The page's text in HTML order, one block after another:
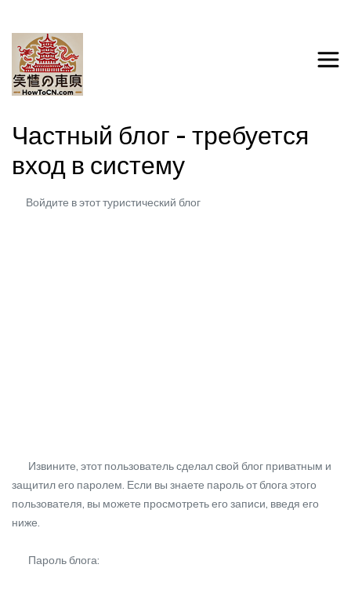
Частный блог - требуется
вход в систему
Войдите в этот туристический блог
Извините, этот пользователь сделал свой блог приватным и
защитил его паролем. Если вы знаете пароль от блога этого
пользователя, вы можете просмотреть его записи, введя его
ниже.
Пароль блога: